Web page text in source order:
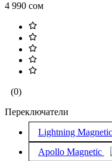
4 990 сом
(0)
Переключатели
Lightning Magnetic
Apollo Magnetic